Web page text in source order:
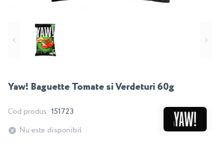
Yaw! Baguette Tomate si Verdeturi 60g
Cod produs: 151723
Nu este disponibil